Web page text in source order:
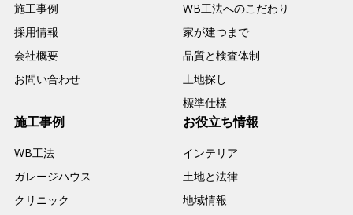
施工事例
採用情報
会社概要
お問い合わせ
WB工法へのこだわり
家が建つまで
品質と検査体制
土地探し
標準仕様
施工事例
WB工法
ガレージハウス
クリニック
お役立ち情報
インテリア
土地と法律
地域情報